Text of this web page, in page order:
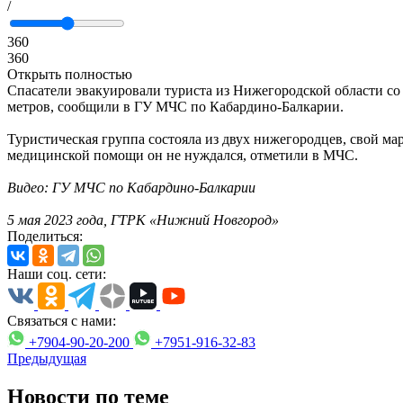
/
360
360
Открыть полностью
Спасатели эвакуировали туриста из Нижегородской области
метров, сообщили в ГУ МЧС по Кабардино-Балкарии.
Туристическая группа состояла из двух нижегородцев, свой
медицинской помощи он не нуждался, отметили в МЧС.
Видео: ГУ МЧС по Кабардино-Балкарии
5 мая 2023 года, ГТРК «Нижний Новгород»
Поделиться:
Наши соц. сети:
Связаться с нами:
+7904-90-20-200
+7951-916-32-83
Предыдущая
Новости по теме